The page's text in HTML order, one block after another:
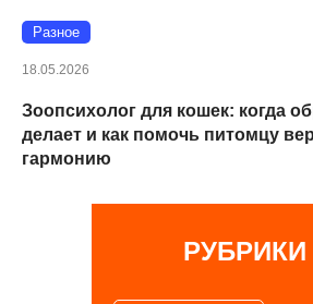
Разное
18.05.2026
Зоопсихолог для кошек: когда
делает и как помочь питомцу
гармонию
РУБРИКИ